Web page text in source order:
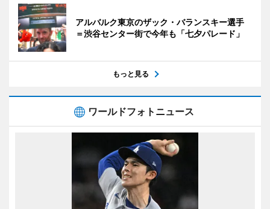
アルバルク東京のザック・バランスキー選手
＝渋谷センター街で今年も「七夕パレード」
もっと見る
ワールドフォトニュース